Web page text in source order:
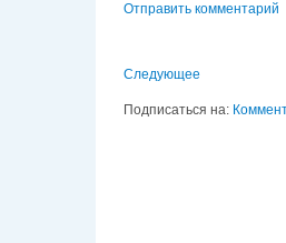
Отправить комментарий
Следующее
Подписаться на: